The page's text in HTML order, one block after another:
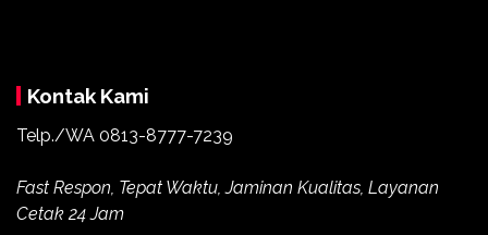
Kontak Kami
Telp./WA 0813-8777-7239
Fast Respon, Tepat Waktu, Jaminan Kualitas, Layanan
Cetak 24 Jam